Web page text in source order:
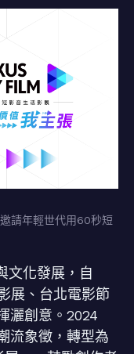
請年輕世代用60秒短
文化發展，自
展、台北電影節
灑創意。2024
流象徵，轉型為